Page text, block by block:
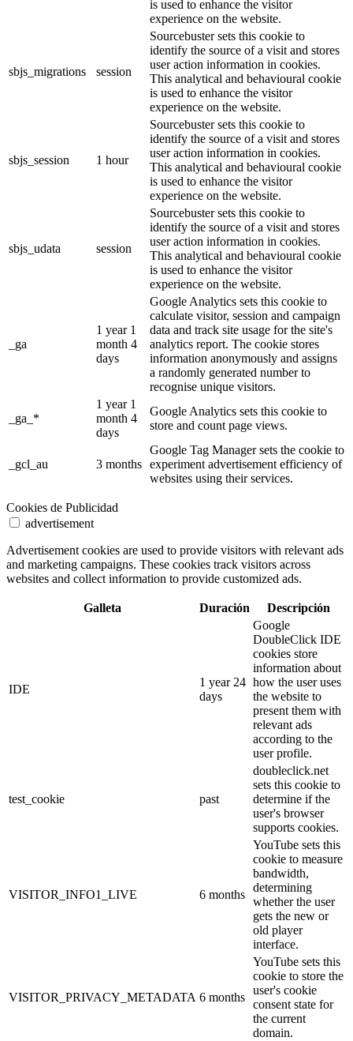
is used to enhance the visitor
experience on the website.
sbjs_migrations session
Sourcebuster sets this cookie to
identify the source of a visit and stores
user action information in cookies.
This analytical and behavioural cookie
is used to enhance the visitor
experience on the website.
sbjs_session 1 hour
Sourcebuster sets this cookie to
identify the source of a visit and stores
user action information in cookies.
This analytical and behavioural cookie
is used to enhance the visitor
experience on the website.
sbjs_udata session
Sourcebuster sets this cookie to
identify the source of a visit and stores
user action information in cookies.
This analytical and behavioural cookie
is used to enhance the visitor
experience on the website.
_ga
1 year 1
month 4
days
Google Analytics sets this cookie to
calculate visitor, session and campaign
data and track site usage for the site's
analytics report. The cookie stores
information anonymously and assigns
a randomly generated number to
recognise unique visitors.
_ga_*
1 year 1
month 4
days
Google Analytics sets this cookie to
store and count page views.
_gcl_au 3 months
Google Tag Manager sets the cookie to
experiment advertisement efficiency of
websites using their services.
Cookies de Publicidad
advertisement
Advertisement cookies are used to provide visitors with relevant ads
and marketing campaigns. These cookies track visitors across
websites and collect information to provide customized ads.
Galleta Duración Descripción
IDE
1 year 24
days
Google
DoubleClick IDE
cookies store
information about
how the user uses
the website to
present them with
relevant ads
according to the
user profile.
test_cookie past
doubleclick.net
sets this cookie to
determine if the
user's browser
supports cookies.
VISITOR_INFO1_LIVE 6 months
YouTube sets this
cookie to measure
bandwidth,
determining
whether the user
gets the new or
old player
interface.
VISITOR_PRIVACY_METADATA 6 months
YouTube sets this
cookie to store the
user's cookie
consent state for
the current
domain.